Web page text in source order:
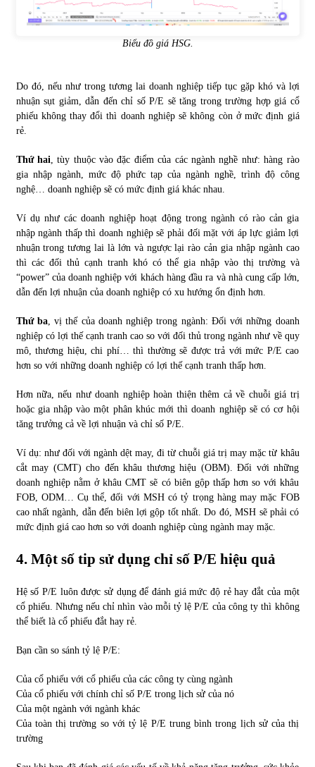
Biểu đồ giá HSG.
Do đó, nếu như trong tương lai doanh nghiệp tiếp tục gặp khó và lợi
nhuận sụt giảm, dẫn đến chỉ số P/E sẽ tăng trong trường hợp giá cổ
phiếu không thay đổi thì doanh nghiệp sẽ không còn ở mức định giá
rẻ.
Thứ hai, tùy thuộc vào đặc điểm của các ngành nghề như: hàng rào
gia nhập ngành, mức độ phức tạp của ngành nghề, trình độ công
nghệ… doanh nghiệp sẽ có mức định giá khác nhau.
Ví dụ như các doanh nghiệp hoạt động trong ngành có rào cản gia
nhập ngành thấp thì doanh nghiệp sẽ phải đối mặt với áp lực giảm lợi
nhuận trong tương lai là lớn và ngược lại rào cản gia nhập ngành cao
thì các đối thủ cạnh tranh khó có thể gia nhập vào thị trường và
“power” của doanh nghiệp với khách hàng đầu ra và nhà cung cấp lớn,
dẫn đến lợi nhuận của doanh nghiệp có xu hướng ổn định hơn.
Thứ ba, vị thế của doanh nghiệp trong ngành: Đối với những doanh
nghiệp có lợi thế cạnh tranh cao so với đối thủ trong ngành như về quy
mô, thương hiệu, chi phí… thì thường sẽ được trả với mức P/E cao
hơn so với những doanh nghiệp có lợi thế cạnh tranh thấp hơn.
Hơn nữa, nếu như doanh nghiệp hoàn thiện thêm cả về chuỗi giá trị
hoặc gia nhập vào một phân khúc mới thì doanh nghiệp sẽ có cơ hội
tăng trưởng cả về lợi nhuận và chỉ số P/E.
Ví dụ: như đối với ngành dệt may, đi từ chuỗi giá trị may mặc từ khâu
cắt may (CMT) cho đến khâu thương hiệu (OBM). Đối với những
doanh nghiệp nằm ở khâu CMT sẽ có biên gộp thấp hơn so với khâu
FOB, ODM… Cụ thể, đối với MSH có tỷ trọng hàng may mặc FOB
cao nhất ngành, dẫn đến biên lợi gộp tốt nhất. Do đó, MSH sẽ phải có
mức định giá cao hơn so với doanh nghiệp cùng ngành may mặc.
4. Một số tip sử dụng chỉ số P/E hiệu quả
Hệ số P/E luôn được sử dụng để đánh giá mức độ rẻ hay đắt của một
cổ phiếu. Nhưng nếu chỉ nhìn vào mỗi tỷ lệ P/E của công ty thì không
thể biết là cổ phiếu đắt hay rẻ.
Bạn cần so sánh tỷ lệ P/E:
Của cổ phiếu với cổ phiếu của các công ty cùng ngành
Của cổ phiếu với chính chỉ số P/E trong lịch sử của nó
Của một ngành với ngành khác
Của toàn thị trường so với tỷ lệ P/E trung bình trong lịch sử của thị
trường